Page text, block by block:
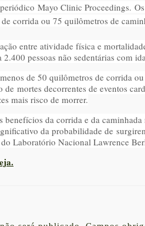
Mayo Clinic Proceedings.
corrida ou 75 quilômetros de
entre atividade física e
pessoas não sedentárias com
de 50 quilômetros de corrida
mortes decorrentes de eventos
mais risco de morrer.
benefícios da corrida e da
da probabilidade de
Laboratório Nacional Lawrence